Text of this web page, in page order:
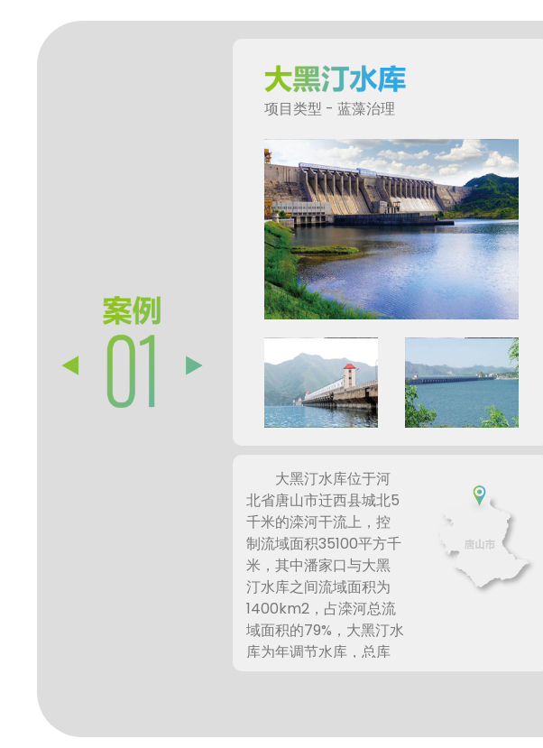
项目类型 - 蓝藻治理
大黑汀水库位于河
北省唐山市迁西县城北5
千米的滦河干流上，控
制流域面积35100平方千
米，其中潘家口与大黑
汀水库之间流域面积为
1400km2，占滦河总流
域面积的79%，大黑汀水
库为年调节水库，总库
原因导致水体的富营养